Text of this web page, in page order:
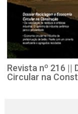
Revista nº 216 ||
Circular na